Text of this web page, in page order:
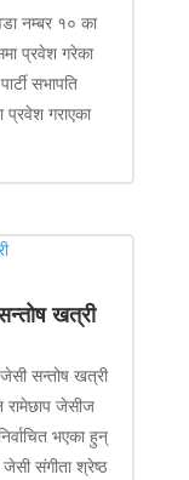
नम्बर १० का
प्रवेश गरेका
सभापति
प्रवेश गराएका
खत्री
सन्तोष खत्री
रामेछाप जेसीज
भएका हुन्
जेसी संगीता श्रेष्ठ